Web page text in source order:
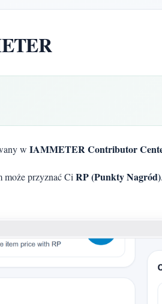
w IAMMETER Contributor
może przyznać Ci RP (Punkty Nagród)